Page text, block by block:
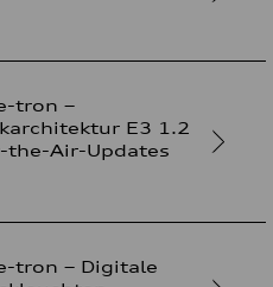
tron –
E3 1.2
the-Air-Updates
tron – Digitale